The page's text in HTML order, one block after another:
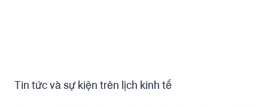
Tin tức và sự kiện trên lịch kinh tế